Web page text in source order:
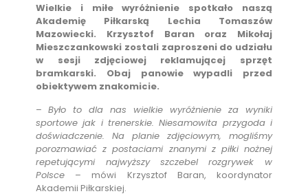
Wielkie i miłe wyróżnienie spotkało naszą
Akademię Piłkarską Lechia Tomaszów
Mazowiecki. Krzysztof Baran oraz Mikołaj
Mieszczankowski zostali zaproszeni do udziału
w sesji zdjęciowej reklamującej sprzęt
bramkarski. Obaj panowie wypadli przed
obiektywem znakomicie.
–Było to dla nas wielkie wyróżnienie za wyniki
sportowe jak i trenerskie. Niesamowita przygoda i
doświadczenie. Na planie zdjęciowym, mogliśmy
porozmawiać z postaciami znanymi z piłki nożnej
repetującymi najwyższy szczebel rozgrywek w
Polsce – mówi Krzysztof Baran, koordynator
Akademii Piłkarskiej.